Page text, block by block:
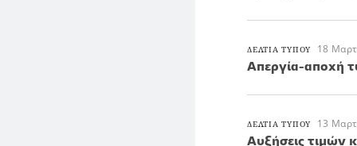
ΔΕΛΤΙΑ ΤΥΠΟΥ 18
Απεργία-αποχή
ΔΕΛΤΙΑ ΤΥΠΟΥ 13
Αυξήσεις τιμών